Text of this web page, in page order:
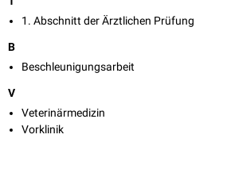
1. Abschnitt der Ärztlichen Prüfung
B
Beschleunigungsarbeit
V
Veterinärmedizin
Vorklinik